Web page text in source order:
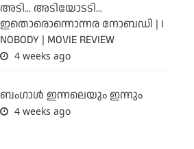
അടി... അടിയോടടി...
ഇതൊരൊന്നൊന്നര നോബഡി | I
NOBODY | MOVIE REVIEW
4 weeks ago
ബംഗാള്‍ ഇന്നലെയും ഇന്നും
4 weeks ago